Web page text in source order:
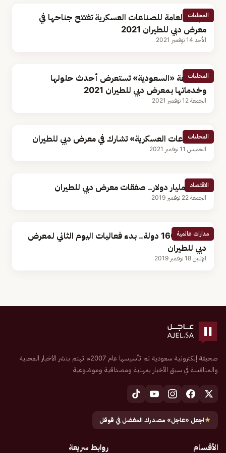
المحليات
الهيئة العامة للصناعات العسكرية تفتتح جناحها في
معرض دبي للطيران 2021
الأحد 14 نوفمبر 2021
المحليات
مجموعة «السعودية» تستعرض أحدث حلولها
وخدماتها بمعرض دبي للطيران 2021
الجمعة 12 نوفمبر 2021
المحليات
«الصناعات العسكرية» تشارك في معرض دبي للطيران
الخميس 11 نوفمبر 2021
الاقتصاد
54.5 مليار دولار.. صفقات معرض دبي للطيران
الجمعة 22 نوفمبر 2019
مدارات عالمية
بمشاركة 160 دولة.. بدء فعاليات اليوم الثاني لمعرض
دبي للطيران
الإثنين 18 نوفمبر 2019
صحيفة إلكترونية سعودية تم تأسيسها عام 2007م تهتم بنشر الأخبار المحلية
والمنافسة في سبق الأخبار بمهنية ومصداقية وموضوعية
★اجعل «عاجل» مصدرك المفضل في قوقل
الأقسام روابط سريعة